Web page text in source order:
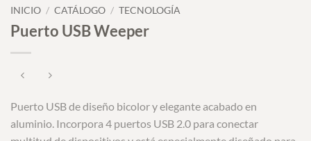
INICIO / CATÁLOGO / TECNOLOGÍA
Puerto USB Weeper
Puerto USB de diseño bicolor y elegante acabado en
aluminio. Incorpora 4 puertos USB 2.0 para conectar